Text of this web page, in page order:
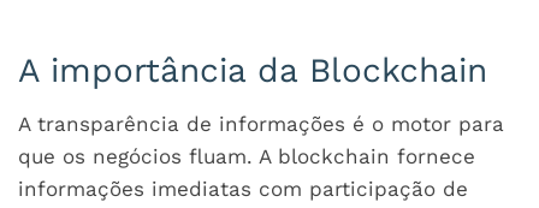
A importância da Blockchain
A transparência de informações é o motor para
que os negócios fluam. A blockchain fornece
informações imediatas com participação de